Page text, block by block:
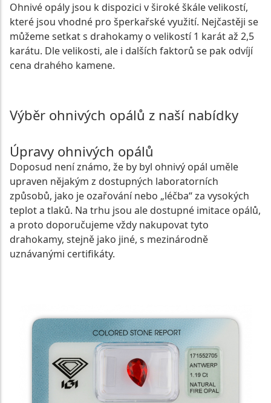
Ohnivé opály jsou k dispozici v široké škále velikostí,
které jsou vhodné pro šperkařské využití. Nejčastěji se
můžeme setkat s drahokamy o velikostí 1 karát až 2,5
karátu. Dle velikosti, ale i dalších faktorů se pak odvíjí
cena drahého kamene.
Výběr ohnivých opálů z naší nabídky
Úpravy ohnivých opálů
Doposud není známo, že by byl ohnivý opál uměle
upraven nějakým z dostupných laboratorních
způsobů, jako je ozařování nebo „léčba“ za vysokých
teplot a tlaků. Na trhu jsou ale dostupné imitace opálů,
a proto doporučujeme vždy nakupovat tyto
drahokamy, stejně jako jiné, s mezinárodně
uznávanými certifikáty.